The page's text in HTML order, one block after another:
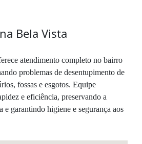
Bela Vista
atendimento completo no bairro
problemas de desentupimento de
fossas e esgotos. Equipe
e eficiência, preservando a
e garantindo higiene e segurança aos